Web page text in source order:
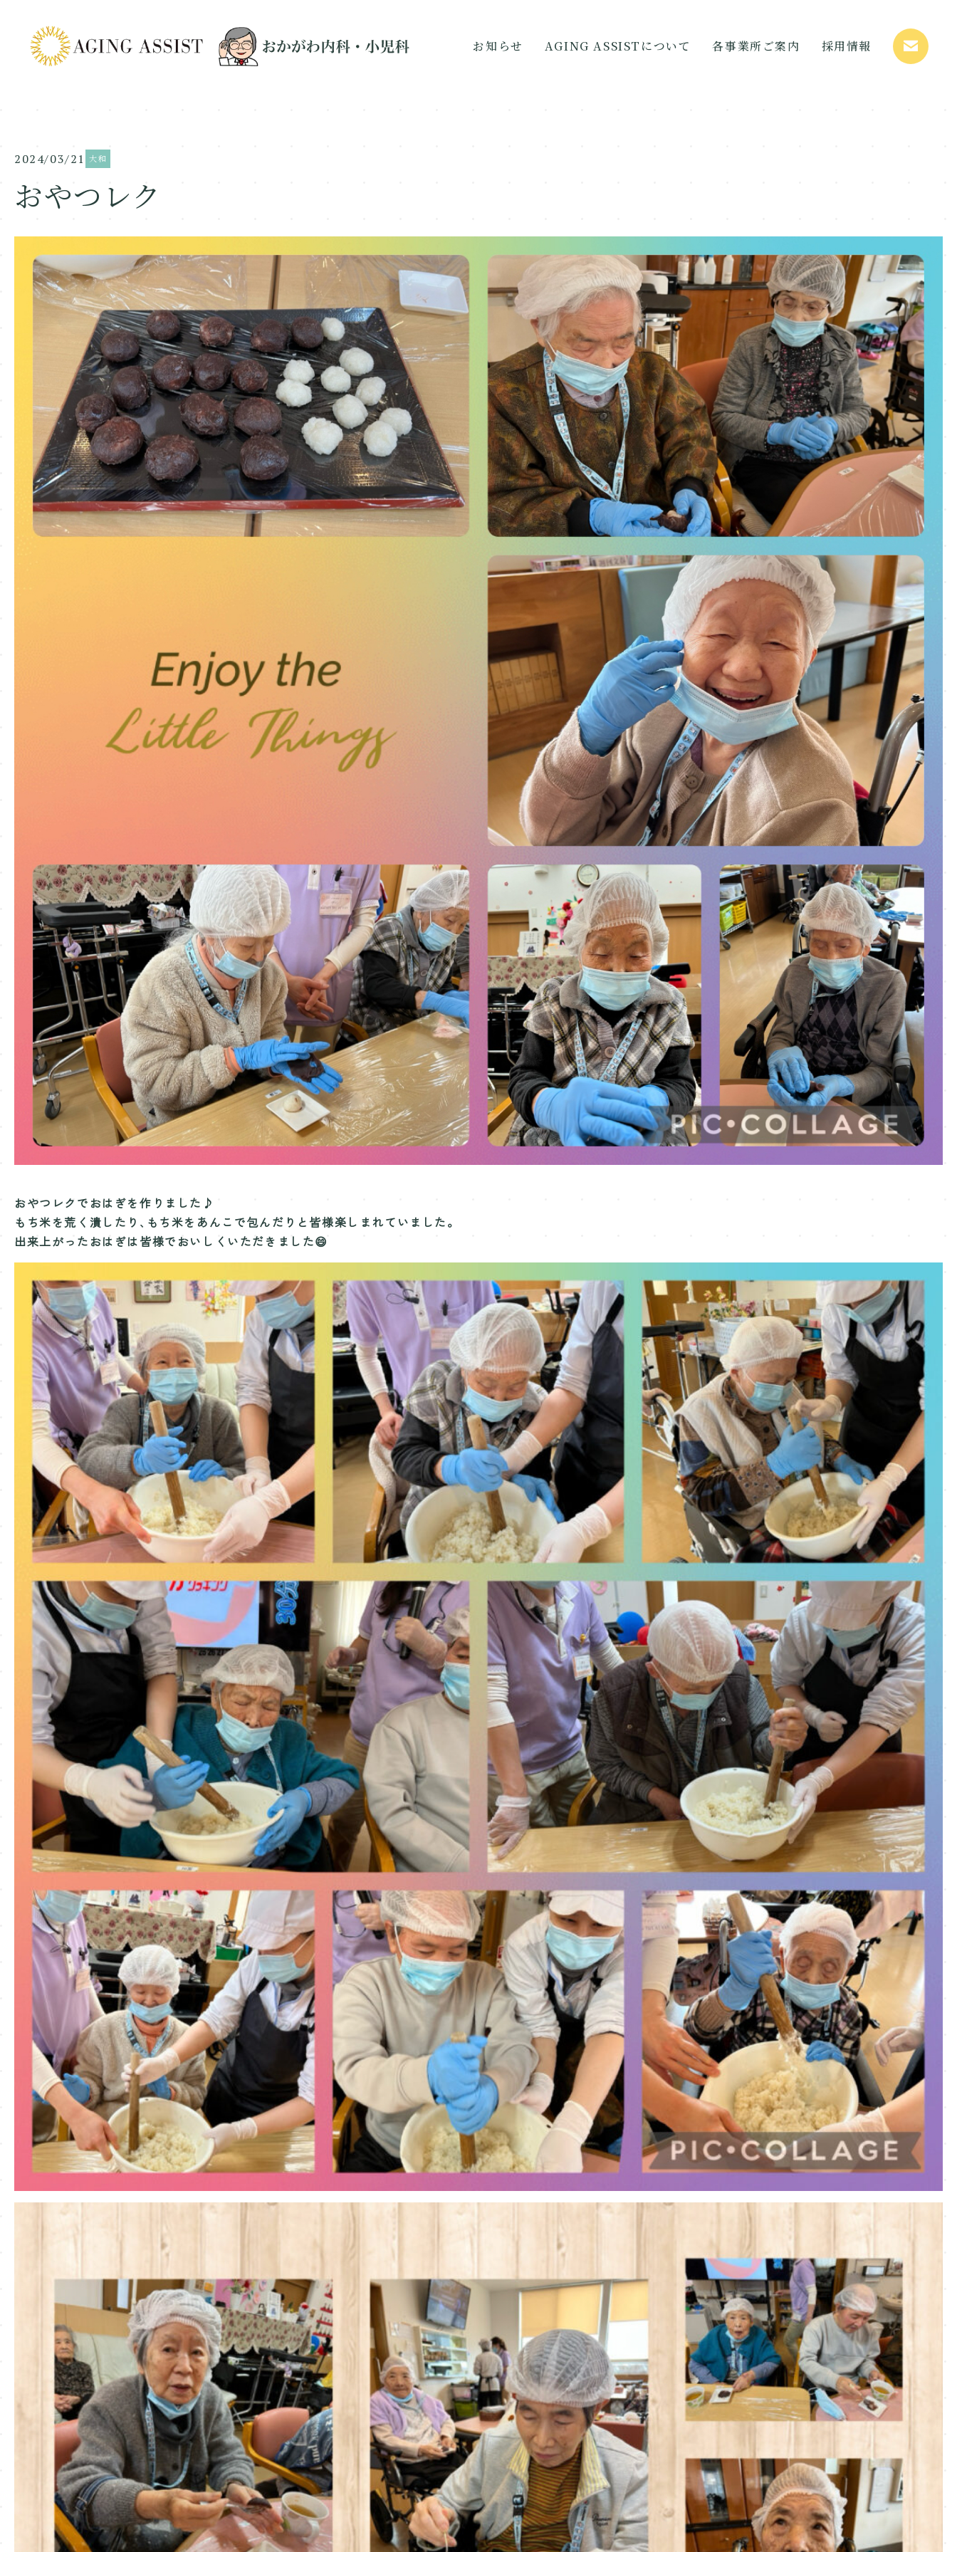
お知らせ AGING ASSISTについて 各事業所ご案内 採用情報
2024/03/21 大和
おやつレク
おやつレクでおはぎを作りました♪
もち米を荒く潰したり､もち米をあんこで包んだりと皆様楽しまれていました。
出来上がったおはぎは皆様でおいしくいただきました😄